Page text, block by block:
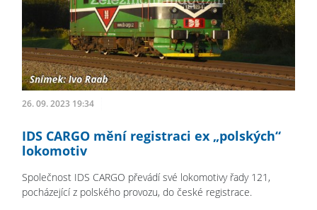
26. 09. 2023 19:34
IDS CARGO mění registraci ex „polských“
lokomotiv
Společnost IDS CARGO převádí své lokomotivy řady 121,
pocházející z polského provozu, do české registrace.